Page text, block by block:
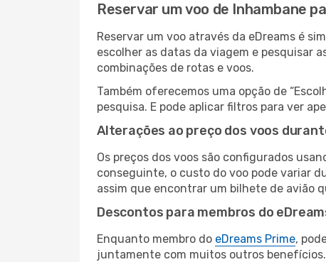
Reservar um voo de Inhambane
Reservar um voo através da eDreams é
escolher as datas da viagem e pesquisar
combinações de rotas e voos.
Também oferecemos uma opção de
pesquisa. E pode aplicar filtros para ver
Alterações ao preço dos voos
Os preços dos voos são configurados
conseguinte, o custo do voo pode variar
assim que encontrar um bilhete de avião
Descontos para membros do
Enquanto membro do eDreams Prime,
juntamente com muitos outros